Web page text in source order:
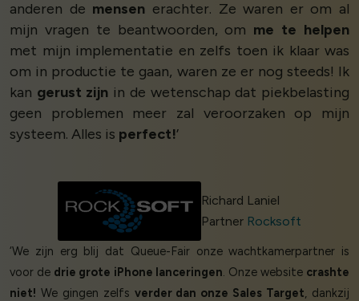
anderen de mensen erachter. Ze waren er om al
mijn vragen te beantwoorden, om me te helpen
met mijn implementatie en zelfs toen ik klaar was
om in productie te gaan, waren ze er nog steeds! Ik
kan gerust zijn in de wetenschap dat piekbelasting
geen problemen meer zal veroorzaken op mijn
systeem. Alles is perfect!’
Richard Laniel
Partner Rocksoft
‘We zijn erg blij dat Queue-Fair onze wachtkamerpartner is
voor de drie grote iPhone lanceringen . Onze website crashte
niet! We gingen zelfs verder dan onze Sales Target , dankzij